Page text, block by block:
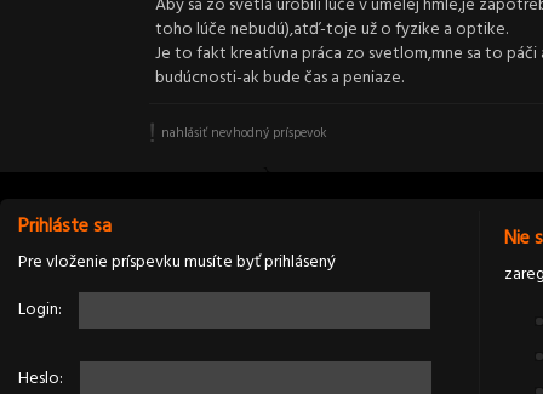
toho lúče nebudú),atď-toje už o fyzike a optike.
Je to fakt kreatívna práca zo svetlom,mne sa to
budúcnosti-ak bude čas a peniaze.
nahlásiť nevhodný príspevok
Prihláste sa
Pre vloženie príspevku musíte byť prihlásený
Login:
Heslo:
Nie